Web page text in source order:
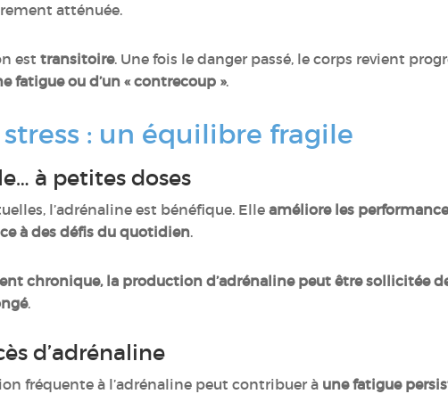
atténuée.
est transitoire. Une fois le danger passé, le corps revient
fatigue ou d’un « contrecoup ».
: un équilibre fragile
à petites doses
l’adrénaline est bénéfique. Elle améliore les
à des défis du quotidien.
chronique, la production d’adrénaline peut être sollicitée
.
d’adrénaline
fréquente à l’adrénaline peut contribuer à une fatigue